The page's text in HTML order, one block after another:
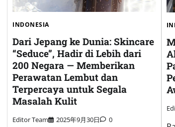
INDONESIA
Dari Jepang ke Dunia: Skincare
“Seduce”, Hadir di Lebih dari
200 Negara — Memberikan
Perawatan Lembut dan
Terpercaya untuk Segala
Masalah Kulit
Editor Team 2025年9月30日 0